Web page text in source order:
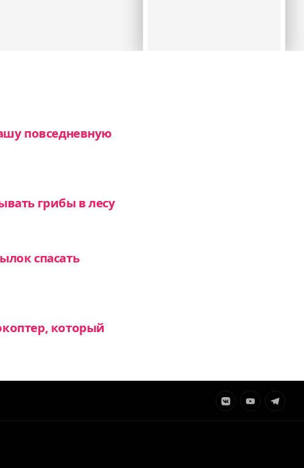
повседневную
грибы в лесу
спасать
который
ЭлементЭлементЭлемент